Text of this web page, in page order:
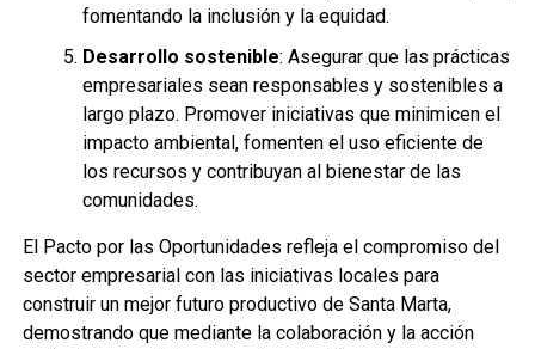
fomentando la inclusión y la equidad.
Desarrollo sostenible: Asegurar que las prácticas
empresariales sean responsables y sostenibles a
largo plazo. Promover iniciativas que minimicen el
impacto ambiental, fomenten el uso eficiente de
los recursos y contribuyan al bienestar de las
comunidades.
El Pacto por las Oportunidades refleja el compromiso del
sector empresarial con las iniciativas locales para
construir un mejor futuro productivo de Santa Marta,
demostrando que mediante la colaboración y la acción